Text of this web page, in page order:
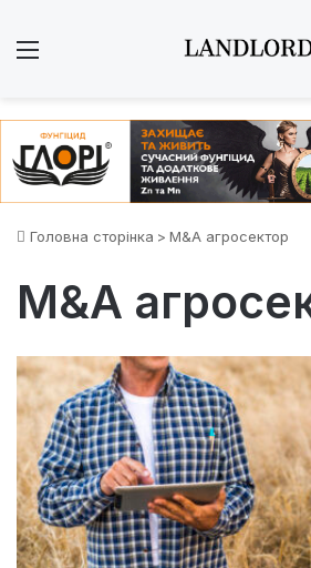
Головна сторінка > M&A агросектор
M&A